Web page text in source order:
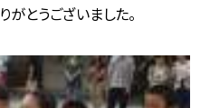
とうございました。